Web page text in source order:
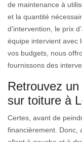
de maintenance à
et la quantité
d’intervention, le prix
équipe intervient avec
vos budgets, nous
fournissons des
Retrouvez
sur toiture à
Certes, avant de
financièrement. Donc,